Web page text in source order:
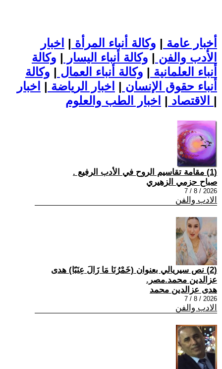
أخبار عامة | وكالة أنباء المرأة | اخبار
الأدب والفن | وكالة أنباء اليسار | وكالة
أنباء العلمانية | وكالة أنباء العمال | وكالة
أنباء حقوق الإنسان | اخبار الرياضة | اخبار
الاقتصاد | |
(1) مقامة تقاسيم الروح في الأدب الرفيع .
صباح حزمي الزهيري
2026 / 8 / 7
الادب والفن
(2) نص سيريالي بعنوان (خَمْرُنَا مَا زَالَ عِنَبًا) هدى
عزالدين محمد.مصر.
هدى عزالدين محمد
2026 / 8 / 7
الادب والفن